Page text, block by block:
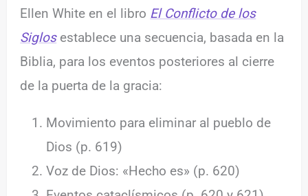
Ellen White en el libro El Conflicto de los
Siglosestablece una secuencia, basada en la
Biblia, para los eventos posteriores al cierre
de la puerta de la gracia:
Movimiento para eliminar al pueblo de
Dios (p. 619)
Voz de Dios: «Hecho es» (p. 620)